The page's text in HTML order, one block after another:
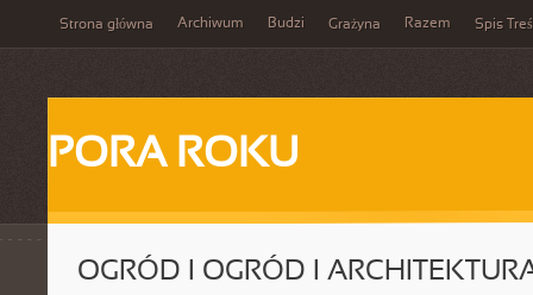
Strona główna Archiwum Budzi Grażyna Razem Spis
PORA ROKU
OGRÓD I OGRÓD I